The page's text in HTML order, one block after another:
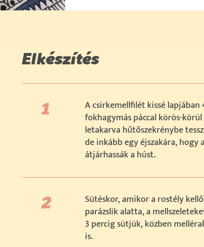
Elkészítés
A csirkemellfilét kissé lapjában
fokhagymás páccal körös-
letakarva hűtőszekrénybe
de inkább egy éjszakára, hogy
átjárhassák a húst.
Sütéskor, amikor a rostély
parázslik alatta, a
3 percig sütjük, közben
is.